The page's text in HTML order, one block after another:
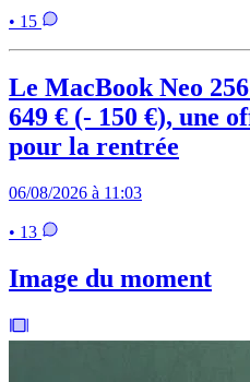
• 15
Le MacBook Neo
649 € (- 150 €), une
pour la rentrée
06/08/2026 à 11:03
• 13
Image du moment